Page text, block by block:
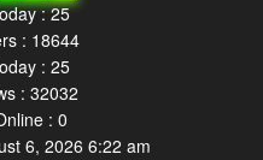
: 25
: 18644
: 25
: 32032
: 0
6, 2026 6:22 am